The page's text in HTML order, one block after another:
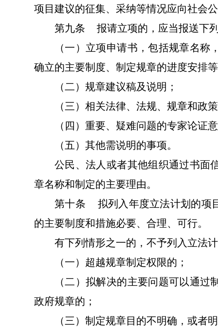
项目建议的征集、采纳等情况应向社会
第九条
报请立项的，应当报送下
（一）立项申请书，包括规章名
确立的主要制度、制定规章的进度安排
（二）规章建议稿及说明；
（三）相关法律、法规、规章和政
（四）重要、疑难问题的专家论证
（五）其他需说明的事项。
公民、法人或者其他组织通过书面
章名称和制定的主要理由。
第十条
拟列入年度立法计划的项
的主要制度和措施必要、合理、可行。
有下列情形之一的，不予列入立法
（一） 超越规章制定权限的；
（二）拟解决的主要问题可以通
政府规章的；
（三）制定规章目的不明确，或者